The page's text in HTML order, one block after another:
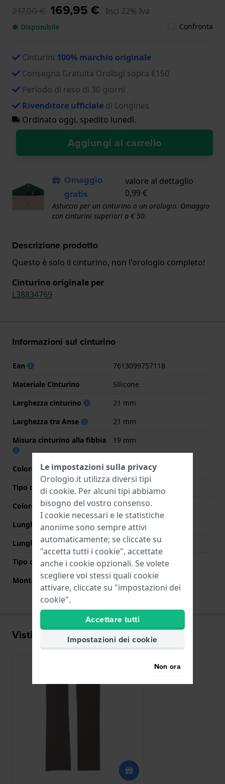
217,00 € 169,95 € Incl 22% Iva
● Disponibile Confronta
Cinturini 100% marchio originale
Consegna Gratuita Orologi sopra €150
Periodo di reso di 30 giorni
Rivenditore ufficiale di Longines
Ordinato oggi, spedito lunedì.
Aggiungi al carrello
Omaggio
gratis
valore al dettaglio
0,99 €
Astuccio per un cinturino o un orologio. Omaggio
con cinturini superiori a € 50
Descrizione prodotto
Questo è solo il cinturino, non l'orologio completo!
Cinturino originale per
L38834769
Informazioni sul cinturino
Ean
7613099757118
Materiale Cinturino
Silicone
Larghezza cinturino
21 mm
Larghezza tra Anse
21 mm
Misura cinturino alla fibbia
19 mm
Colore cinturino
Grigio
Tipo di chiusura
Nessuno
Colore Chiusura
N/D
Lunghezza Parte Superiore
95 mm
Lunghezza Parte Inferiore
95 mm
Tipo di montatura
Perni a molla
Montatura dritta
No
Visti di recente
Le impostazioni sulla privacy
Orologio.it utilizza diversi tipi
di cookie. Per alcuni tipi abbiamo
bisogno del vostro consenso.
I cookie necessari e le statistiche
anonime sono sempre attivi
automaticamente; se cliccate su
"accetta tutti i cookie", accettate
anche i cookie opzionali. Se volete
scegliere voi stessi quali cookie
attivare, cliccate su "impostazioni dei
cookie".
Accettare tutti
Impostazioni dei cookie
Non ora